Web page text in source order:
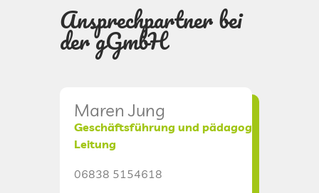
KINDERLAND
CAMPUS II
CAMPUS III
Ansprechpartner bei
der gGmbH
Maren Jung
Geschäftsführung und pädagogische
Leitung
06838 5154618